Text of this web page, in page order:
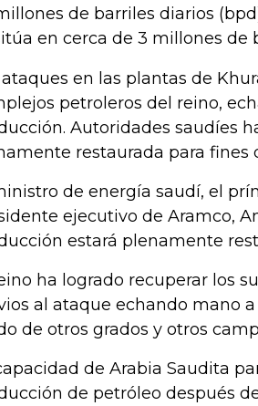
de barriles diarios
en cerca de 3 millones de
ataques en las plantas de
petroleros del reino,
Autoridades saudíes
restaurada para fines
de energía saudí, el
ejecutivo de Aramco,
estará plenamente
ha logrado recuperar los
al ataque echando mano
de otros grados y otros
de Arabia Saudita
de petróleo después